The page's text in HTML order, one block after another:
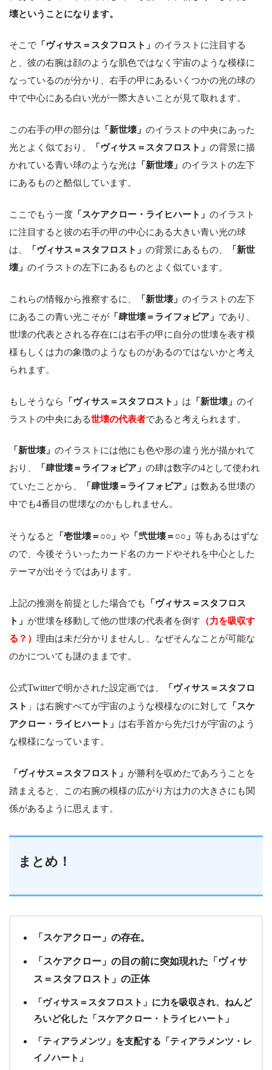
壊ということになります。
そこで 「ヴィサス＝スタフロスト」 のイラストに注目する
と、彼の右腕は顔のような肌色ではなく宇宙のような模様に
なっているのが分かり、右手の甲にあるいくつかの光の球の
中で中心にある白い光が一際大きいことが見て取れます。
この右手の甲の部分は 「新世壊」 のイラストの中央にあった
光とよく似ており、
「ヴィサス＝スタフロスト」 の背景に描
かれている青い球のような光は 「新世壊」 のイラストの左下
にあるものと酷似しています。
ここでもう一度 「スケアクロー・ライヒハート」 のイラスト
に注目すると彼の右手の甲の中心にある大きい青い光の球
は、
「ヴィサス＝スタフロスト」 の背景にあるもの、
「新世
壊」 のイラストの左下にあるものとよく似ています。
これらの情報から推察するに、 「新世壊」 のイラストの左下
にあるこの青い光こそが 「肆世壊＝ライフォビア」 であり、
世壊の代表とされる存在には右手の甲に自分の世壊を表す模
様もしくは力の象徴のようなものがあるのではないかと考え
られます。
もしそうなら 「ヴィサス＝スタフロスト」 は 「新世壊」 のイ
ラストの中央にある世壊の代表者であると考えられます。
「新世壊」 のイラストには他にも色や形の違う光が描かれて
おり、
「肆世壊＝ライフォビア」 の肆は数字の4として使われ
ていたことから、
「肆世壊＝ライフォビア」 は数ある世壊の
中でも4番目の世壊なのかもしれません。
そうなると 「壱世壊＝○○」 や 「弐世壊＝○○」 等もあるはずな
ので、今後そういったカード名のカードやそれを中心とした
テーマが出そうではあります。
上記の推測を前提とした場合でも
「ヴィサス＝スタフロス
ト」 が世壊を移動して他の世壊の代表者を倒す （力を吸収す
る？） 理由は未だ分かりませんし、なぜそんなことが可能な
のかについても謎のままです。
公式Twitterで明かされた設定画では、
「ヴィサス＝スタフロ
スト 」は右腕すべてが宇宙のような模様なのに対して
「スケ
アクロー・ライヒハート」 は右手首から先だけが宇宙のよう
な模様になっています。
「ヴィサス＝スタフロスト」 が勝利を収めたであろうことを
踏まえると、この右腕の模様の広がり方は力の大きさにも関
係があるように思えます。
まとめ！
「スケアクロー」の存在。
「スケアクロー」の目の前に突如現れた「ヴィサ
ス＝スタフロスト」の正体
「ヴィサス＝スタフロスト」に力を吸収され、ねんど
ろいど化した「スケアクロー・トライヒハート」
「ティアラメンツ」を支配する「ティアラメンツ・レ
イノハート」